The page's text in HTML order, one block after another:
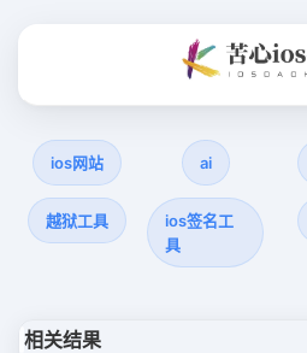
ios网站 ai
越狱工具
ios签名工
具
相关结果